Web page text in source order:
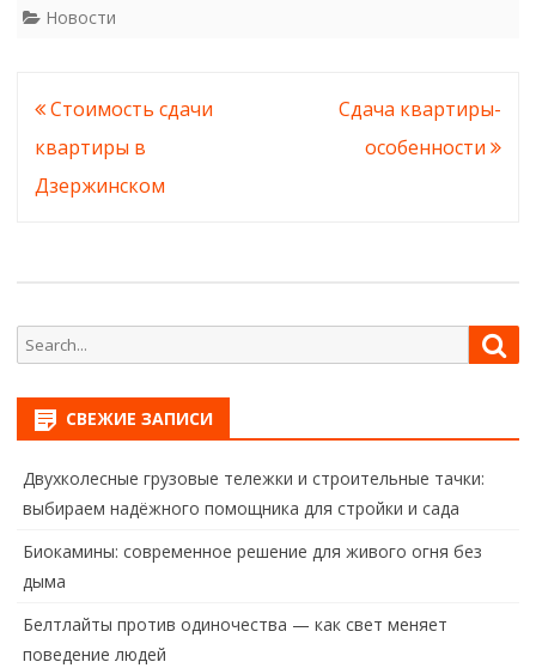
Новости
Навигация
по
записям
Стоимость сдачи
квартиры в
Дзержинском
Сдача квартиры-
особенности
Search
for:
СВЕЖИЕ ЗАПИСИ
Двухколесные грузовые тележки и строительные тачки:
выбираем надёжного помощника для стройки и сада
Биокамины: современное решение для живого огня без
дыма
Белтлайты против одиночества — как свет меняет
поведение людей